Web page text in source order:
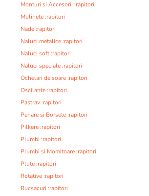
Monturi si Accesorii :rapitori
Mulinete :rapitori
Nade :rapitori
Naluci metalice :rapitori
Naluci soft :rapitori
Naluci speciale :rapitori
Ochelari de soare :rapitori
Oscilante :rapitori
Pastrav :rapitori
Penare si Borsete :rapitori
Pilkere :rapitori
Plumbi :rapitori
Plumbi si Momitoare :rapitori
Plute :rapitori
Rotative :rapitori
Rucsacuri :rapitori